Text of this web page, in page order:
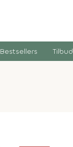
Bestsellers Tilbud